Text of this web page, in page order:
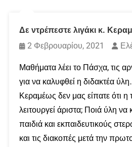
Δε ντρέπεστε λιγάκι κ.
2 Φεβρουαρίου, 2021
Μαθήματα λέει το Πάσχα, τις
για να καλυφθεί η διδακτέα
Κεραμέως δεν μας είπατε ότι η
λειτουργεί άριστα; Ποιά ύλη να
παιδιά και εκπαιδευτικούς
και τις διακοπές μετά την